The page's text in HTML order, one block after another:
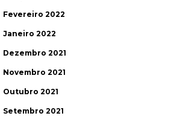
Fevereiro 2022
Janeiro 2022
Dezembro 2021
Novembro 2021
Outubro 2021
Setembro 2021